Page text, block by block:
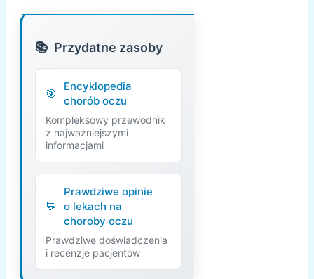
Przydatne zasoby
Encyklopedia
chorób oczu
Kompleksowy przewodnik
z najważniejszymi
informacjami
Prawdziwe opinie
o lekach na
choroby oczu
Prawdziwe doświadczenia
i recenzje pacjentów